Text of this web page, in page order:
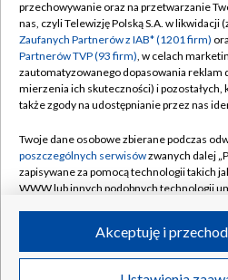
Abonament TVP
Emisja w TVP
Centrum informacji TVP
Naziemna Telewizja Cyfrowa
Rada Programowa
System NOS
Informacje o nadawcy
Program dla prasy
Polityka
Moje
©2026 Telewizja
przechowywanie oraz na przetwarzanie
nas, czyli Telewizję Polską S.A. w likwidacji
Zaufanych Partnerów z IAB* (1201 firm)
Partnerów TVP (93 firm), w celach
zautomatyzowanego dopasowania reklam
mierzenia ich skuteczności) i pozostałych,
także zgody na udostępnianie przez nas
Twoje dane osobowe zbierane podczas
poszczególnych serwisówzwanych dalej
zapisywane za pomocą technologii takich
WWW lub innych podobnych technologii
ruchu w Internecie.
Twoje dane osobowe zbierane podczas
Akceptuję i